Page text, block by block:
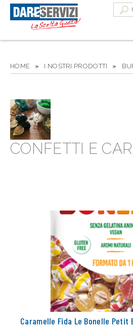
HOME » I NOSTRI PRODOTTI »
CONFETTI E
Caramelle Fida Le Bonelle Petit